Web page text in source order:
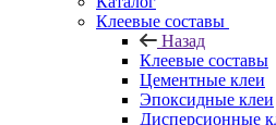
Клеевые составы
Назад
Клеевые составы
Цементные клеи
Эпоксидные клеи
Дисперсионные